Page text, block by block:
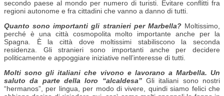
secondo paese al mondo per numero di turisti. Evitare conflitti fra
regioni autonome e fra cittadini che vanno a danno di tutti.
Quanto sono importanti gli stranieri per Marbella? Moltissimo,
perché è una città cosmopolita molto importante anche per la
Spagna. È la città dove moltissimi stabiliscono la seconda
residenza. Gli stranieri sono importanti anche per decidere
politicamente e appoggiare iniziative nell’interesse di tutti.
Molti sono gli italiani che vivono e lavorano a Marbella. Un
saluto da parte della loro “alcaldesa” Gli italiani sono nostri
“hermanos”, per lingua, per modo di vivere, quindi siamo felici che